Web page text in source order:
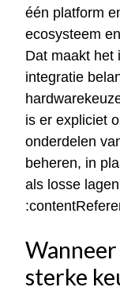
één platform
ecosysteem
Dat maakt het
integratie
is er expliciet
onderdelen
beheren, in
als losse
Wanneer
sterke